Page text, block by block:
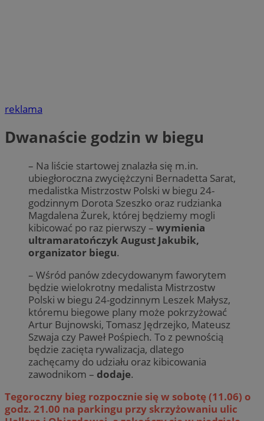
reklama
Dwanaście godzin w biegu
– Na liście startowej znalazła się m.in.
ubiegłoroczna zwyciężczyni Bernadetta Sarat,
medalistka Mistrzostw Polski w biegu 24-
godzinnym Dorota Szeszko oraz rudzianka
Magdalena Żurek, której będziemy mogli
kibicować po raz pierwszy – wymienia
ultramaratończyk August Jakubik,
organizator biegu.
– Wśród panów zdecydowanym faworytem
będzie wielokrotny medalista Mistrzostw
Polski w biegu 24-godzinnym Leszek Małysz,
któremu biegowe plany może pokrzyżować
Artur Bujnowski, Tomasz Jędrzejko, Mateusz
Szwaja czy Paweł Pośpiech. To z pewnością
będzie zacięta rywalizacja, dlatego
zachęcamy do udziału oraz kibicowania
zawodnikom – dodaje.
Tegoroczny bieg rozpocznie się w sobotę (11.06) o
godz. 21.00 na parkingu przy skrzyżowaniu ulic